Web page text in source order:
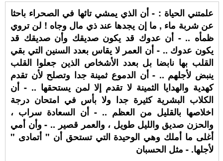
علمتني الحياة : - أن الذي يمشي تائها في الصحراء باحثا
عن شربة ماء , ما إن يجدها عند ذي مال وجاه ! لن تروي
ظمأه .. - أن عدوك قد يكون صديقك وأن صديقك قد
يكون عدوك .. - أن العمر لا يقاس بعدد السنين التي بقي
القلب بها نابضا بل بعدد الأشخاص الذين جعلوا القلب
ينبض لأجلهم .. - أن الدموع ثمينة جدا وتصلح لأن تقدم
كهدية والهدايا الثمينة لا تقدم إلا لمن يستحقها .. - أن
الكلاب البشرية كثيرة جدا ولا بأس في امتحان درجة
اخلاصها بالقليل من العظم .. - أن السعادة سراب ،
والحزن صديق والليل طويل ، والعمر قصير .. - وأن أمي
أغلى ما أملك وهي الوحيدة التي تستحق أن " أتمادى "
لأجلها. - مثل الحسبان